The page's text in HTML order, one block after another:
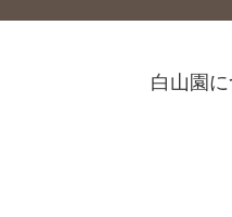
白山園